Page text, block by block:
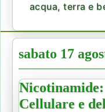
acqua, terra e
sabato 17
Cellulare e